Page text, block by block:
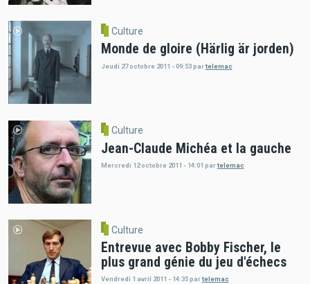
Culture
Monde de gloire (Härlig är jorden)
Jeudi 27 octobre 2011 - 09:53 partelemac
Culture
Jean-Claude Michéa et la gauche
Mercredi 12 octobre 2011 - 14:01 partelemac
Culture
Entrevue avec Bobby Fischer, le
plus grand génie du jeu d'échecs
Vendredi 1 avril 2011 - 14:35 partelemac